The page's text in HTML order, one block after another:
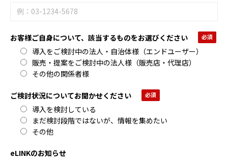
お客様ご自身について、該当するものをお選びください
導入をご検討中の法人・自治体様（エンドユーザー）
販売・提案をご検討中の法人様（販売店・代理店）
その他の関係者様
ご検討状況についてお聞かせください
導入を検討している
まだ検討段階ではないが、情報を集めたい
その他
eLINKのお知らせ